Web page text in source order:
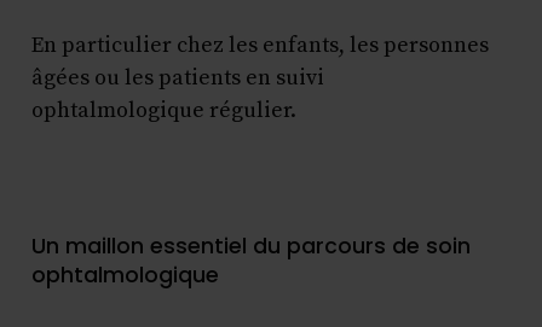
En particulier chez les enfants, les personnes
âgées ou les patients en suivi
ophtalmologique régulier.
Un maillon essentiel du parcours de soin
ophtalmologique